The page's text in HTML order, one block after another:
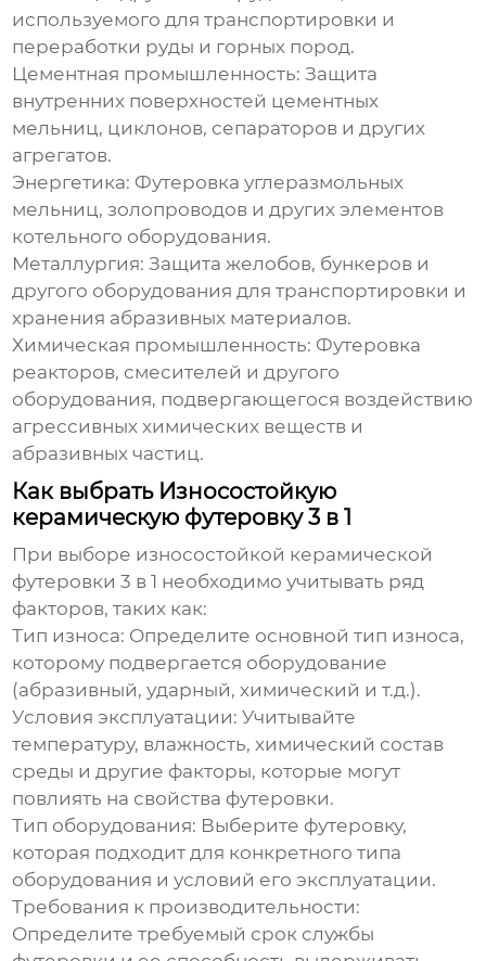
используемого для транспортировки и
переработки руды и горных пород.
Цементная промышленность: Защита
внутренних поверхностей цементных
мельниц, циклонов, сепараторов и других
агрегатов.
Энергетика: Футеровка углеразмольных
мельниц, золопроводов и других элементов
котельного оборудования.
Металлургия: Защита желобов, бункеров и
другого оборудования для транспортировки и
хранения абразивных материалов.
Химическая промышленность: Футеровка
реакторов, смесителей и другого
оборудования, подвергающегося воздействию
агрессивных химических веществ и
абразивных частиц.
Как выбрать Износостойкую
керамическую футеровку 3 в 1
При выборе износостойкой керамической
футеровки 3 в 1 необходимо учитывать ряд
факторов, таких как:
Тип износа: Определите основной тип износа,
которому подвергается оборудование
(абразивный, ударный, химический и т.д.).
Условия эксплуатации: Учитывайте
температуру, влажность, химический состав
среды и другие факторы, которые могут
повлиять на свойства футеровки.
Тип оборудования: Выберите футеровку,
которая подходит для конкретного типа
оборудования и условий его эксплуатации.
Требования к производительности:
Определите требуемый срок службы